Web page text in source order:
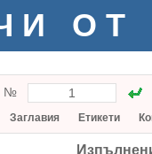
ОТ
№
Заглавия Етикети